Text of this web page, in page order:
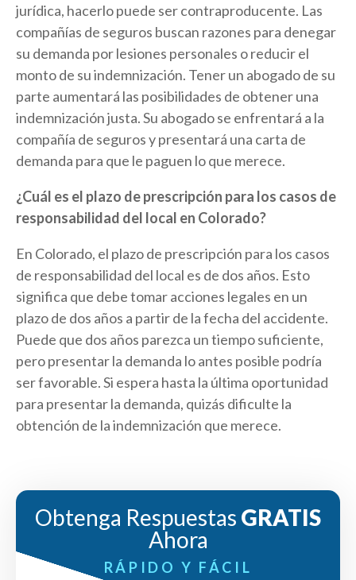
jurídica, hacerlo puede ser contraproducente. Las
compañías de seguros buscan razones para denegar
su demanda por lesiones personales o reducir el
monto de su indemnización. Tener un abogado de su
parte aumentará las posibilidades de obtener una
indemnización justa. Su abogado se enfrentará a la
compañía de seguros y presentará una carta de
demanda para que le paguen lo que merece.
¿Cuál es el plazo de prescripción para los casos de
responsabilidad del local en Colorado?
En Colorado, el plazo de prescripción para los casos
de responsabilidad del local es de dos años. Esto
significa que debe tomar acciones legales en un
plazo de dos años a partir de la fecha del accidente.
Puede que dos años parezca un tiempo suficiente,
pero presentar la demanda lo antes posible podría
ser favorable. Si espera hasta la última oportunidad
para presentar la demanda, quizás dificulte la
obtención de la indemnización que merece.
Obtenga Respuestas GRATIS
Ahora
RÁPIDO Y FÁCIL